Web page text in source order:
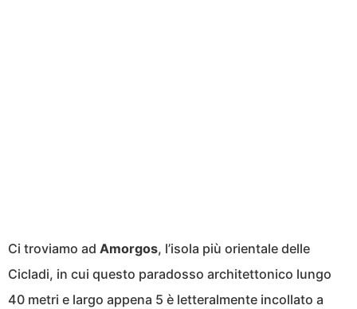
Ci troviamo ad Amorgos, l’isola più orientale delle
Cicladi, in cui questo paradosso architettonico lungo
40 metri e largo appena 5 è letteralmente incollato a